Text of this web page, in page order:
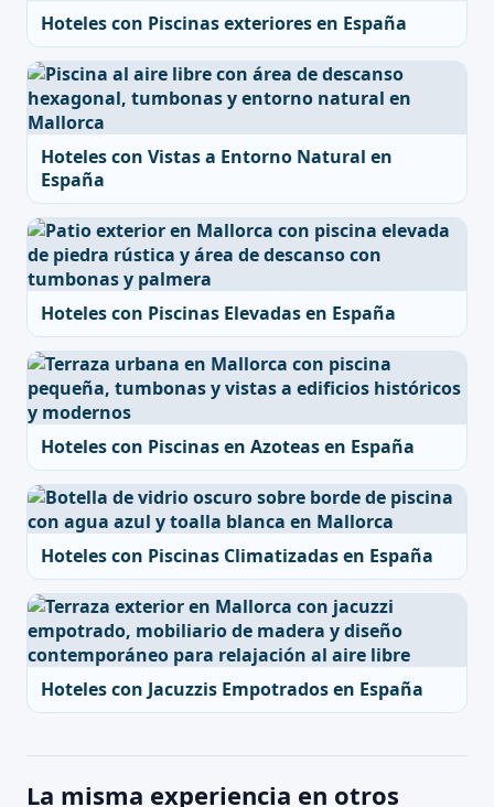
Hoteles con Piscinas exteriores en España
Hoteles con Vistas a Entorno Natural en
España
Hoteles con Piscinas Elevadas en España
Hoteles con Piscinas en Azoteas en España
Hoteles con Piscinas Climatizadas en España
Hoteles con Jacuzzis Empotrados en España
La misma experiencia en otros